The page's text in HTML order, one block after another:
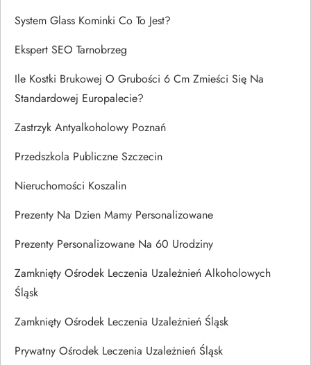
System Glass Kominki Co To Jest?
Ekspert SEO Tarnobrzeg
Ile Kostki Brukowej O Grubości 6 Cm Zmieści Się Na
Standardowej Europalecie?
Zastrzyk Antyalkoholowy Poznań
Przedszkola Publiczne Szczecin
Nieruchomości Koszalin
Prezenty Na Dzien Mamy Personalizowane
Prezenty Personalizowane Na 60 Urodziny
Zamknięty Ośrodek Leczenia Uzależnień Alkoholowych
Śląsk
Zamknięty Ośrodek Leczenia Uzależnień Śląsk
Prywatny Ośrodek Leczenia Uzależnień Śląsk